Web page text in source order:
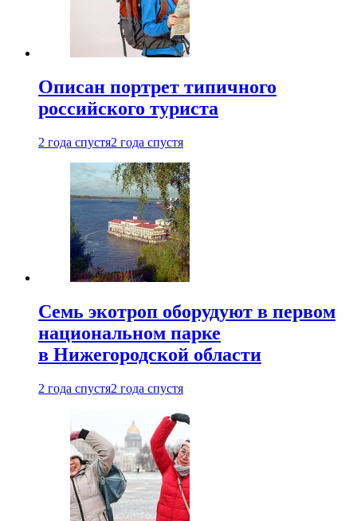
Описан портрет типичного
российского туриста
2 года спустя2 года спустя
Семь экотроп оборудуют в первом
национальном парке
в Нижегородской области
2 года спустя2 года спустя